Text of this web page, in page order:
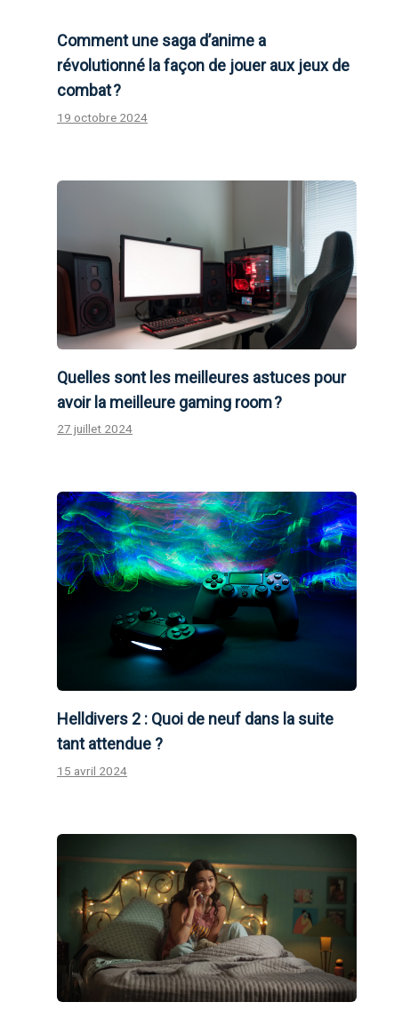
Comment une saga d’anime a
révolutionné la façon de jouer aux jeux de
combat ?
19 octobre 2024
Quelles sont les meilleures astuces pour
avoir la meilleure gaming room ?
27 juillet 2024
Helldivers 2 : Quoi de neuf dans la suite
tant attendue ?
15 avril 2024